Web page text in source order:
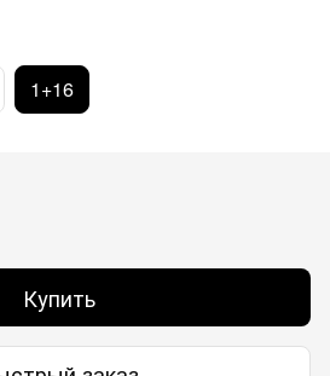
1+16
Купить